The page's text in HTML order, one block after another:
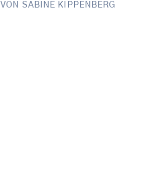
VON SABINE KIPPENBERG